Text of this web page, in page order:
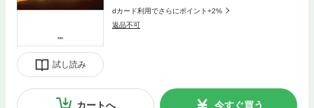
試し読み
dカード利用でさらにポイント+2%
返品不可
カートへ 今すぐ買う